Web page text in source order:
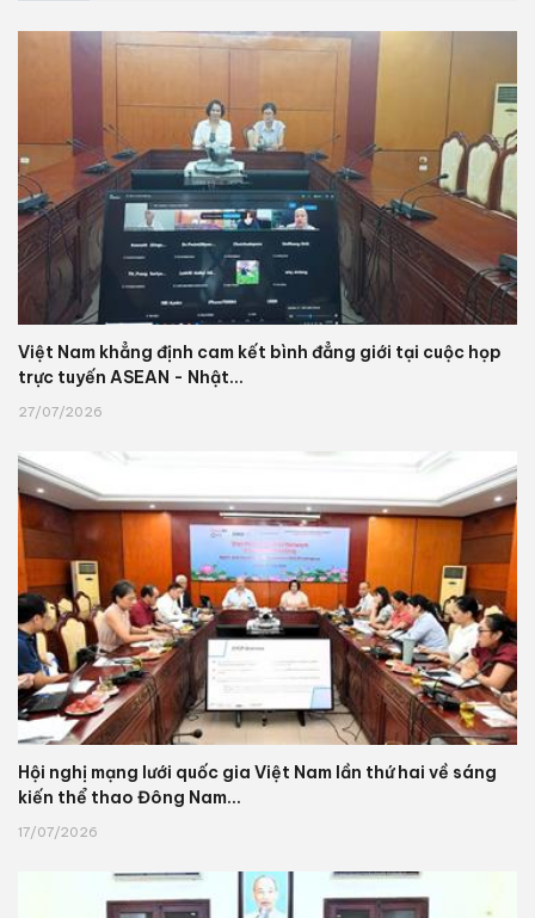
Việt Nam khẳng định cam kết bình đẳng giới tại cuộc họp
trực tuyến ASEAN - Nhật...
27/07/2026
Hội nghị mạng lưới quốc gia Việt Nam lần thứ hai về sáng
kiến thể thao Đông Nam...
17/07/2026